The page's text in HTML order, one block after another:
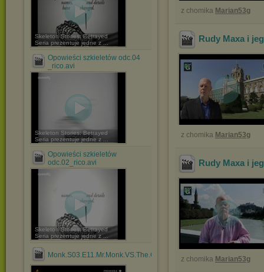
Skeleton Stories: Betrayed
Seria prezentuje jedne z ...
Opowieści szkieletów odc.04
_rico.avi
Skeleton Stories: Betrayed
Seria prezentuje jedne z ...
Opowieści szkieletów
odc.02_rico.avi
Skeleton Stories: Betrayed
Seria prezentuje jedne z ...
Monk.S03.E11.Mr.Monk.VS.The.Cobra.Lektor.PL.avi
z chomika Marian53g
Rudy Maxa i
z chomika Marian53g
Rudy Maxa i
z chomika Marian53g